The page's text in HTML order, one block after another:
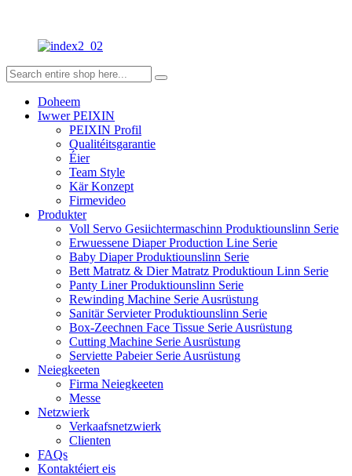
Doheem
Iwwer PEIXIN
PEIXIN Profil
Qualitéitsgarantie
Éier
Team Style
Kär Konzept
Firmevideo
Produkter
Voll Servo Gesiichtermaschinn Produktiounslinn Serie
Erwuessene Diaper Production Line Serie
Baby Diaper Produktiounslinn Serie
Bett Matratz & Dier Matratz Produktioun Linn Serie
Panty Liner Produktiounslinn Serie
Rewinding Machine Serie Ausrüstung
Sanitär Servieter Produktiounslinn Serie
Box-Zeechnen Face Tissue Serie Ausrüstung
Cutting Machine Serie Ausrüstung
Serviette Pabeier Serie Ausrüstung
Neiegkeeten
Firma Neiegkeeten
Messe
Netzwierk
Verkaafsnetzwierk
Clienten
FAQs
Kontaktéiert eis